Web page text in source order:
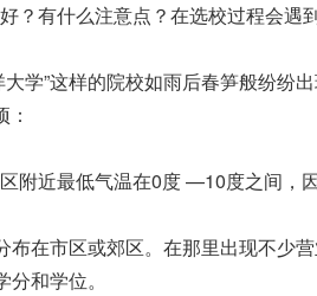
？有什么注意点？在选校过程会遇
学”这样的院校如雨后春笋般纷纷
附近最低气温在0度 —10度之间，
在市区或郊区。在那里出现不少
和学位。